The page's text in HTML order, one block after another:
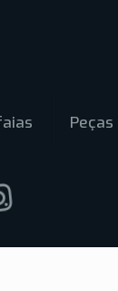
Peças